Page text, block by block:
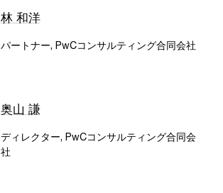
林 和洋
パートナー, PwCコンサルティング合同会社
奥山 謙
ディレクター, PwCコンサルティング合同会
社